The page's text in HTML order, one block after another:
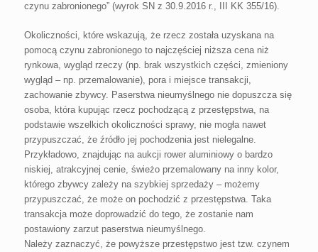
czynu zabronionego” (wyrok SN z 30.9.2016 r., III KK 355/16).
Okoliczności, które wskazują, że rzecz została uzyskana na
pomocą czynu zabronionego to najczęściej niższa cena niż
rynkowa, wygląd rzeczy (np. brak wszystkich części, zmieniony
wygląd – np. przemalowanie), pora i miejsce transakcji,
zachowanie zbywcy. Paserstwa nieumyślnego nie dopuszcza się
osoba, która kupując rzecz pochodzącą z przestępstwa, na
podstawie wszelkich okoliczności sprawy, nie mogła nawet
przypuszczać, że źródło jej pochodzenia jest nielegalne.
Przykładowo, znajdując na aukcji rower aluminiowy o bardzo
niskiej, atrakcyjnej cenie, świeżo przemalowany na inny kolor,
którego zbywcy zależy na szybkiej sprzedaży – możemy
przypuszczać, że może on pochodzić z przestępstwa. Taka
transakcja może doprowadzić do tego, że zostanie nam
postawiony zarzut paserstwa nieumyślnego.
Należy zaznaczyć, że powyższe przestępstwo jest tzw. czynem